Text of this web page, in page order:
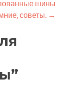
шины
советы. →
”